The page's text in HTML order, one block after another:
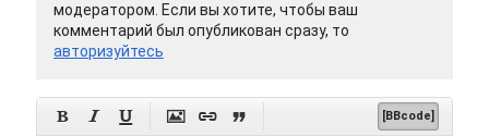
модератором. Если вы хотите, чтобы ваш
комментарий был опубликован сразу, то
авторизуйтесь
      [BBcode]